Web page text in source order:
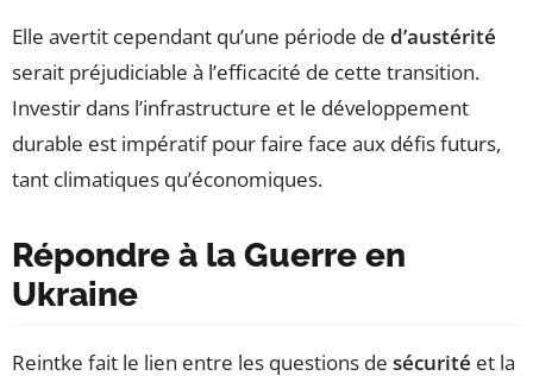
Elle avertit cependant qu’une période de d’austérité
serait préjudiciable à l’efficacité de cette transition.
Investir dans l’infrastructure et le développement
durable est impératif pour faire face aux défis futurs,
tant climatiques qu’économiques.
Répondre à la Guerre en
Ukraine
Reintke fait le lien entre les questions de sécurité et la